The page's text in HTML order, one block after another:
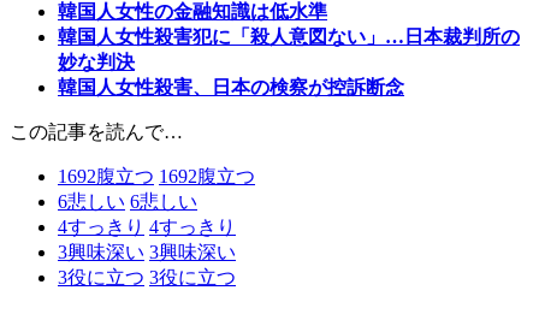
韓国人女性の金融知識は低水準
韓国人女性殺害犯に「殺人意図ない」…日本裁判所の
妙な判決
韓国人女性殺害、日本の検察が控訴断念
この記事を読んで…
1692腹立つ 1692腹立つ
6悲しい 6悲しい
4すっきり 4すっきり
3興味深い 3興味深い
3役に立つ 3役に立つ